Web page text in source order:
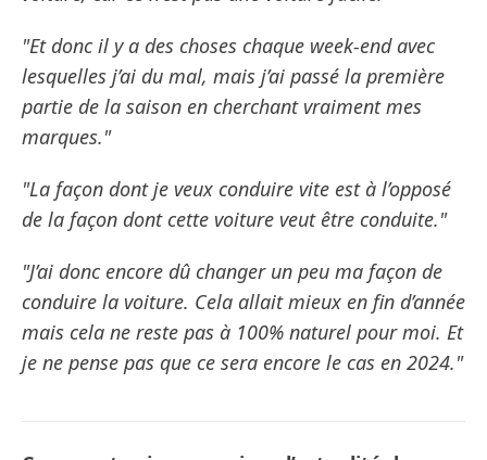
"Et donc il y a des choses chaque week-end avec
lesquelles j’ai du mal, mais j’ai passé la première
partie de la saison en cherchant vraiment mes
marques."
"La façon dont je veux conduire vite est à l’opposé
de la façon dont cette voiture veut être conduite."
"J’ai donc encore dû changer un peu ma façon de
conduire la voiture. Cela allait mieux en fin d’année
mais cela ne reste pas à 100% naturel pour moi. Et
je ne pense pas que ce sera encore le cas en 2024."